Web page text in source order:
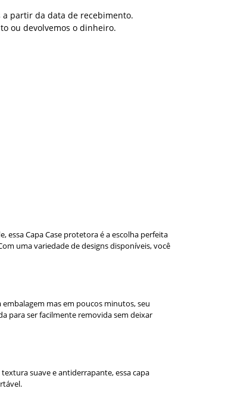
a partir da data de recebimento.
ou devolvemos o dinheiro.
essa Capa Case protetora é a escolha perfeita
uma variedade de designs disponíveis, você
embalagem mas em poucos minutos, seu
para ser facilmente removida sem deixar
suave e antiderrapante, essa capa